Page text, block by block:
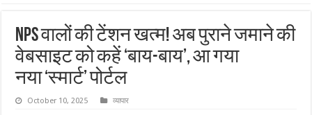
NPS वालों की टेंशन खत्म! अब पुराने जमाने की
वेबसाइट को कहें ‘बाय-बाय’, आ गया
नया ‘स्मार्ट’ पोर्टल
October 10, 2025 व्यापार